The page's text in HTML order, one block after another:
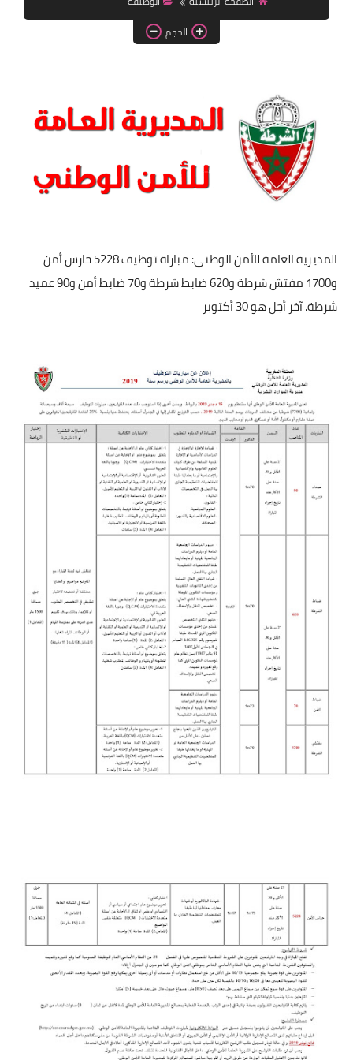
اللغة الانجليزية
الوظيفة
التعليم
الصحة
الحجم
المديرية العامة للأمن الوطني: مباراة توظيف 5228 حارس أمن
و1700 مفتش شرطة و620 ضابط شرطة و70 ضابط أمن و90 عميد
شرطة. آخر أجل هو 30 أكتوبر